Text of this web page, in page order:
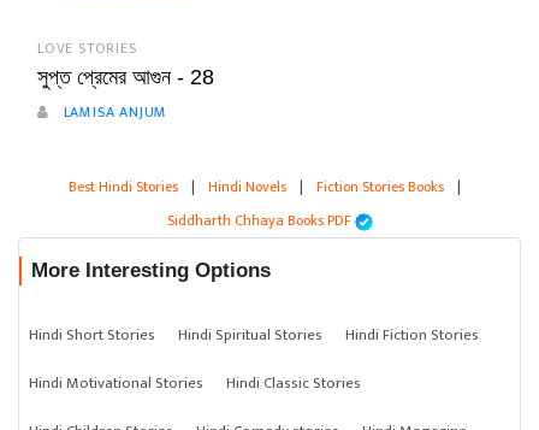
LOVE STORIES
সুপ্ত প্রেমের আগুন - 28
LAMISA ANJUM
Best Hindi Stories | Hindi Novels | Fiction Stories Books |
Siddharth Chhaya Books PDF
More Interesting Options
Hindi Short Stories Hindi Spiritual Stories
Hindi Fiction Stories
Hindi Motivational Stories
Hindi Classic Stories